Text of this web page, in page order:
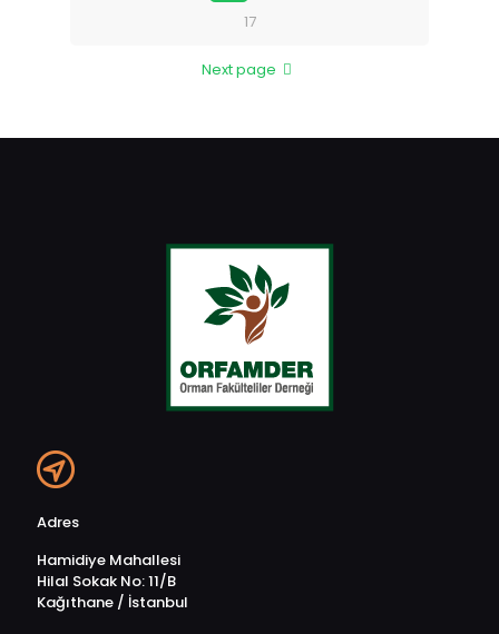
17
Next page
Adres
Hamidiye Mahallesi
Hilal Sokak No: 11/B
Kağıthane / İstanbul